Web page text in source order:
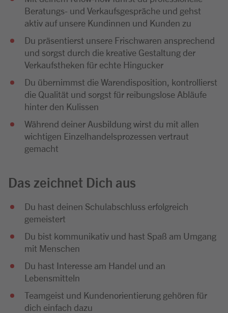
Beratungs- und Verkaufsgespräche und gehst
aktiv auf unsere Kundinnen und Kunden zu
Du präsentierst unsere Frischwaren ansprechend
und sorgst durch die kreative Gestaltung der
Verkaufstheken für echte Hingucker
Du übernimmst die Warendisposition, kontrollierst
die Qualität und sorgst für reibungslose Abläufe
hinter den Kulissen
Während deiner Ausbildung wirst du mit allen
wichtigen Einzelhandelsprozessen vertraut
gemacht
Das zeichnet Dich aus
Du hast deinen Schulabschluss erfolgreich
gemeistert
Du bist kommunikativ und hast Spaß am Umgang
mit Menschen
Du hast Interesse am Handel und an
Lebensmitteln
Teamgeist und Kundenorientierung gehören für
dich einfach dazu